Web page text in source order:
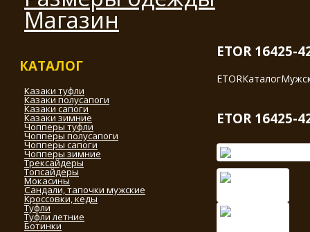
Магазин
КАТАЛОГ
Казаки туфли
Казаки полусапоги
Казаки сапоги
Казаки зимние
Чопперы туфли
Чопперы полусапоги
Чопперы сапоги
Чопперы зимние
Трексайдеры
Топсайдеры
Мокасины
Сандали, тапочки мужские
Кроссовки, кеды
Туфли
Туфли летние
Ботинки
ETOR
ETORКаталог
ETOR